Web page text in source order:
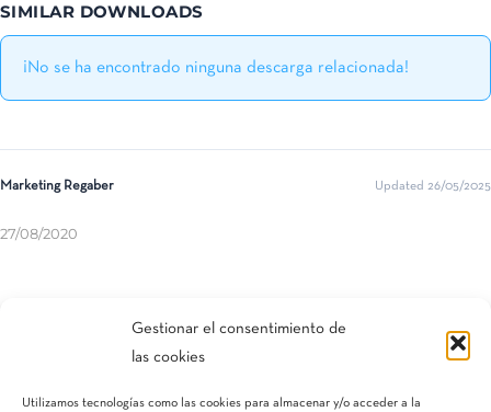
Gestionar el consentimiento de
las cookies
Utilizamos tecnologías como las cookies para almacenar y/o acceder a la
SIMILAR DOWNLOADS
¡No se ha encontrado ninguna descarga relacionada!
Marketing Regaber Updated 26/05/2025
27/08/2020